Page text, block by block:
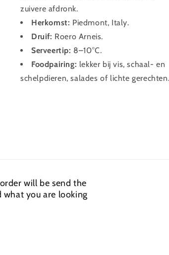
zuivere afdronk.
Herkomst: Piedmont, Italy.
Druif: Roero Arneis.
Serveertip: 8–10°C.
Foodpairing: lekker bij vis, schaal- en
schelpdieren, salades of lichte gerechten.
will be send the
you are looking